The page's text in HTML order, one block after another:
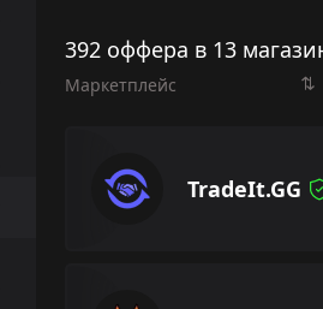
392 оффера в 13
Маркетплейс
TradeIt.GG